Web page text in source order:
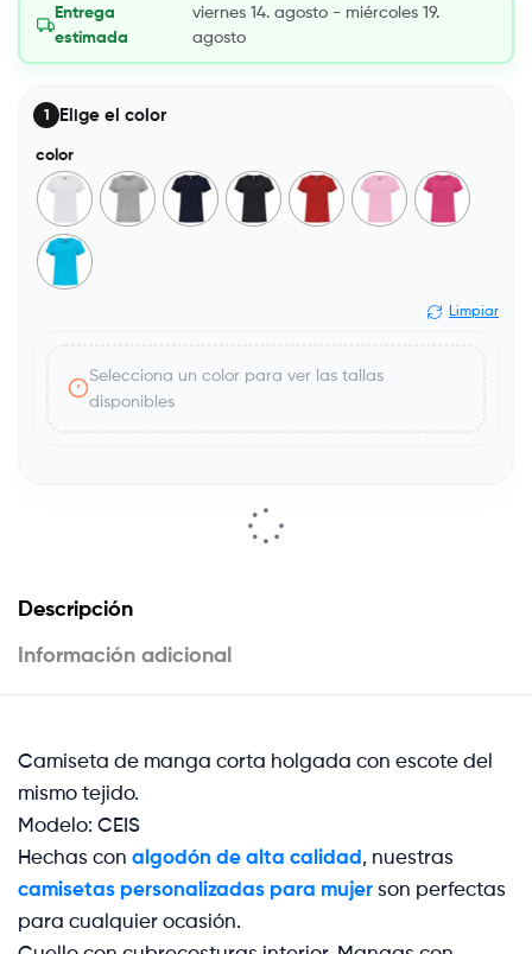
Entrega
estimada
viernes 14. agosto - miércoles 19.
agosto
1 Elige el color
color
Limpiar
Selecciona un color para ver las tallas
disponibles
Descripción
Información adicional
Camiseta de manga corta holgada con escote del
mismo tejido.
Modelo: CEIS
Hechas con algodón de alta calidad, nuestras
camisetas personalizadas para mujer son perfectas
para cualquier ocasión.